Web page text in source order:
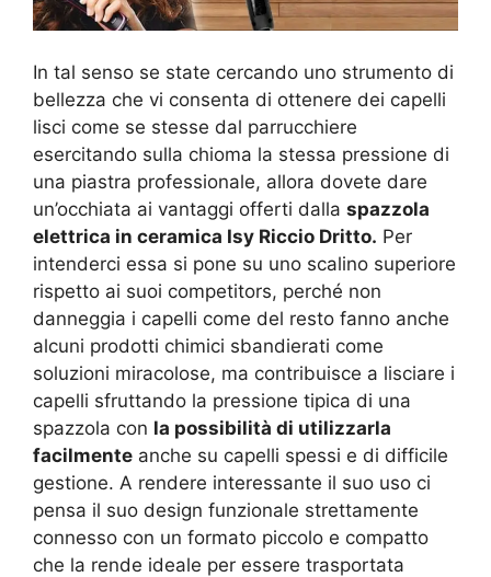
In tal senso se state cercando uno strumento di
bellezza che vi consenta di ottenere dei capelli
lisci come se stesse dal parrucchiere
esercitando sulla chioma la stessa pressione di
una piastra professionale, allora dovete dare
un’occhiata ai vantaggi offerti dalla spazzola
elettrica in ceramica Isy Riccio Dritto. Per
intenderci essa si pone su uno scalino superiore
rispetto ai suoi competitors, perché non
danneggia i capelli come del resto fanno anche
alcuni prodotti chimici sbandierati come
soluzioni miracolose, ma contribuisce a lisciare i
capelli sfruttando la pressione tipica di una
spazzola con la possibilità di utilizzarla
facilmente anche su capelli spessi e di difficile
gestione. A rendere interessante il suo uso ci
pensa il suo design funzionale strettamente
connesso con un formato piccolo e compatto
che la rende ideale per essere trasportata